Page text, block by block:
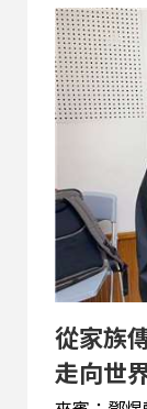
名，團隊希
「看得到、
感。同時
傳統與創新之間
立牛軋糖
思維，如
灣的伴手禮
她更深刻感
而是長輩
的情感記
為能被世界
從家族
走向世